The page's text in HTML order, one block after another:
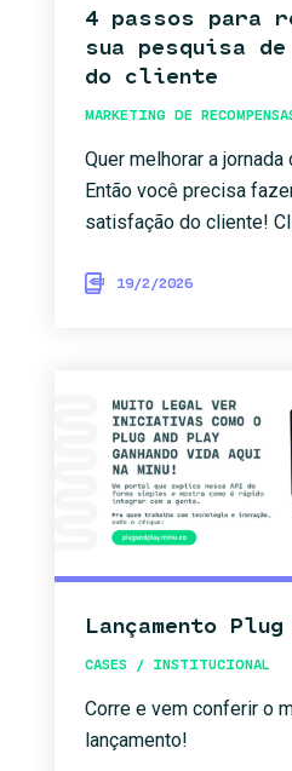
4 passos para
sua pesquisa
do cliente
MARKETING DE
Quer melhorar a
Então você precisa
satisfação do cliente!
19/2/2026
Lançamento
CASES / INSTITUCIONAL
Corre e vem conferir o
lançamento!